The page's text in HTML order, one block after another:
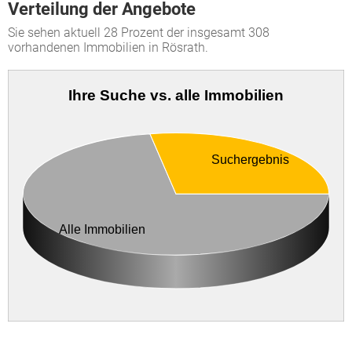
Verteilung der Angebote
Sie sehen aktuell 28 Prozent der insgesamt 308
vorhandenen Immobilien in Rösrath.
Ihre Suche vs. alle Immobilien
Alle Immobilien
Suchergebnis